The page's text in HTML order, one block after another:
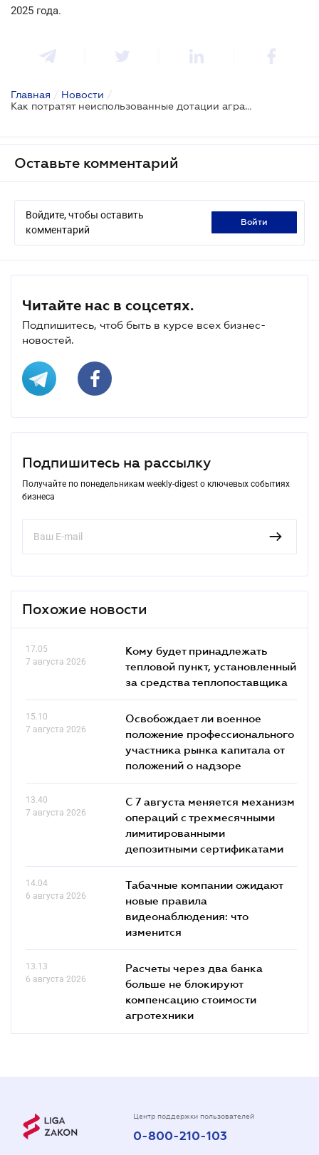
2025 года.
Главная / Новости /
Как потратят неиспользованные дотации аграриев
Оставьте комментарий
Войдите, чтобы оставить
комментарий
войти
Читайте нас в соцсетях.
Подпишитесь, чтоб быть в курсе всех бизнес-
новостей.
Подпишитесь на рассылку
Получайте по понедельникам weekly-digest о ключевых событиях
бизнеса
Похожие новости
17.05
7 августа 2026
Кому будет принадлежать
тепловой пункт, установленный
за средства теплопоставщика
15.10
7 августа 2026
Освобождает ли военное
положение профессионального
участника рынка капитала от
положений о надзоре
13.40
7 августа 2026
С 7 августа меняется механизм
операций с трехмесячными
лимитированными
депозитными сертификатами
14.04
6 августа 2026
Табачные компании ожидают
новые правила
видеонаблюдения: что
изменится
13.13
6 августа 2026
Расчеты через два банка
больше не блокируют
компенсацию стоимости
агротехники
Центр поддержки пользователей
0-800-210-103